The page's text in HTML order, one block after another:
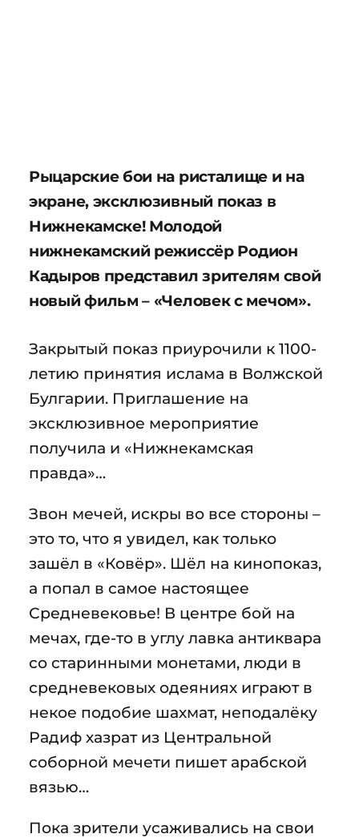
Рыцарские бои на ристалище и на
экране, эксклюзивный показ в
Нижнекамске! Молодой
нижнекамский режиссёр Родион
Кадыров представил зрителям свой
новый фильм – «Человек с мечом».
Закрытый показ приурочили к 1100-
летию принятия ислама в Волжской
Булгарии. Приглашение на
эксклюзивное мероприятие
получила и «Нижнекамская
правда»…
Звон мечей, искры во все стороны –
это то, что я увидел, как только
зашёл в «Ковёр». Шёл на кинопоказ,
а попал в самое настоящее
Средневековье! В центре бой на
мечах, где-то в углу лавка антиквара
со старинными монетами, люди в
средневековых одеяниях играют в
некое подобие шахмат, неподалёку
Радиф хазрат из Центральной
соборной мечети пишет арабской
вязью…
Пока зрители усаживались на свои